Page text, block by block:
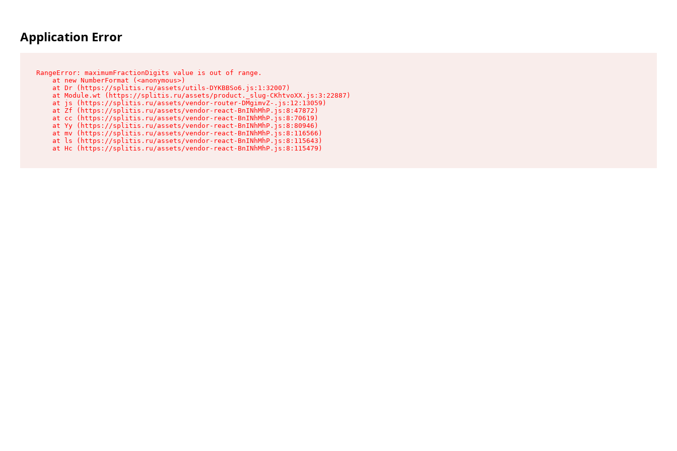
Application Error
RangeError: maximumFractionDigits value is out of range.
    at new NumberFormat (<anonymous>)
    at Dr (https://splitis.ru/assets/utils-DYKBBSo6.js:1:32007)
    at Module.wt (https://splitis.ru/assets/product._slug-CKhtvoXX.js:3:22887)
    at js (https://splitis.ru/assets/vendor-router-DMgimvZ-.js:12:13059)
    at Zf (https://splitis.ru/assets/vendor-react-BnINhMhP.js:8:47872)
    at cc (https://splitis.ru/assets/vendor-react-BnINhMhP.js:8:70619)
    at Yy (https://splitis.ru/assets/vendor-react-BnINhMhP.js:8:80946)
    at mv (https://splitis.ru/assets/vendor-react-BnINhMhP.js:8:116566)
    at ls (https://splitis.ru/assets/vendor-react-BnINhMhP.js:8:115643)
    at Hc (https://splitis.ru/assets/vendor-react-BnINhMhP.js:8:115479)